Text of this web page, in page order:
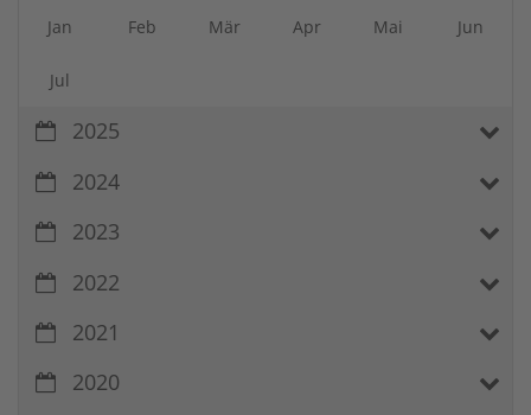
Jan Feb Mär Apr Mai Jun
Jul
2025
2024
2023
2022
2021
2020